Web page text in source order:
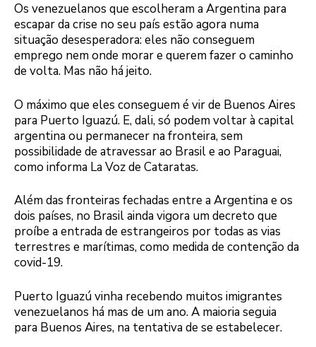
Os venezuelanos que escolheram a Argentina para
escapar da crise no seu país estão agora numa
situação desesperadora: eles não conseguem
emprego nem onde morar e querem fazer o caminho
de volta. Mas não há jeito.
O máximo que eles conseguem é vir de Buenos Aires
para Puerto Iguazú. E, dali, só podem voltar à capital
argentina ou permanecer na fronteira, sem
possibilidade de atravessar ao Brasil e ao Paraguai,
como informa La Voz de Cataratas.
Além das fronteiras fechadas entre a Argentina e os
dois países, no Brasil ainda vigora um decreto que
proíbe a entrada de estrangeiros por todas as vias
terrestres e marítimas, como medida de contenção da
covid-19.
Puerto Iguazú vinha recebendo muitos imigrantes
venezuelanos há mas de um ano. A maioria seguia
para Buenos Aires, na tentativa de se estabelecer.